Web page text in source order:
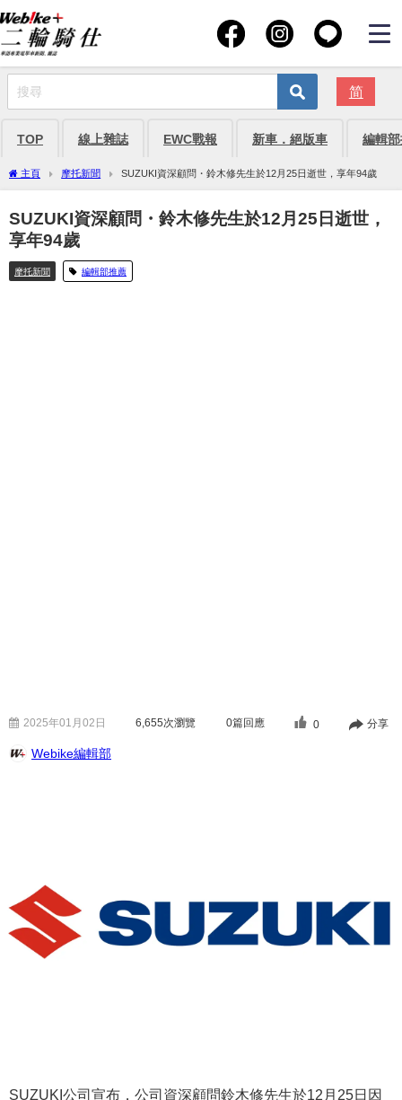
简
TOP 線上雜誌 EWC戰報 新車．絕版車 編輯
主頁 摩托新聞 SUZUKI資深顧問・鈴木修先生於12月25日逝世，享年94歲
SUZUKI資深顧問・鈴木修先生於12月25日逝世，
享年94歲
摩托新聞 編輯部推薦
2025年01月02日 6,655次瀏覽 0篇回應 0 分享
Webike編輯部
SUZUKI公司宣布，公司資深顧問鈴木修先生於12月25日因